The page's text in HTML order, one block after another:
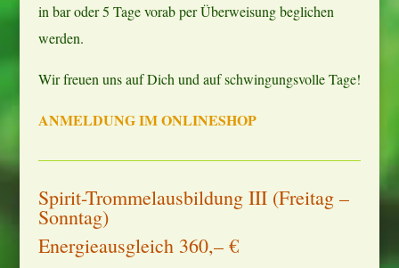
in bar oder 5 Tage vorab per Überweisung beglichen
werden.
Wir freuen uns auf Dich und auf schwingungsvolle Tage!
ANMELDUNG IM ONLINESHOP
Spirit-Trommelausbildung III (Freitag –
Sonntag)
Energieausgleich 360,– €